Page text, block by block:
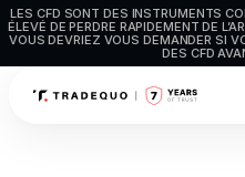
LES CFD SONT DES INSTRUMENTS
ÉLEVÉ DE PERDRE RAPIDEMENT DE
VOUS DEVRIEZ VOUS DEMANDER SI
DES CFD